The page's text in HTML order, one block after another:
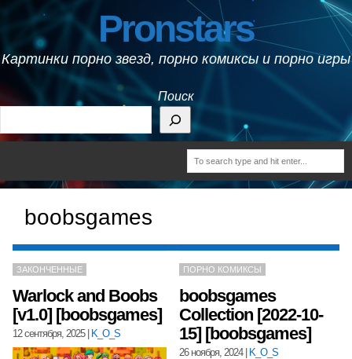
Pronstars
Картинки порно звезд, порно комиксы и порно игры
Поиск
boobsgames
ЗАКОНЧЕННЫЕ
Warlock and Boobs
[v1.0] [boobsgames]
12 сентября, 2025| K_O_S
ПОРНО КОМИКСЫ
boobsgames
Collection [2022-10-
15] [boobsgames]
26 ноября, 2024| K_O_S